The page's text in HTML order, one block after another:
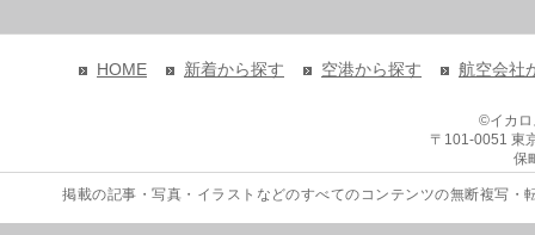
HOME 新着から探す 空港から探す 航空会社
©イカ
〒101-0051 東
保
掲載の記事・写真・イラストなどのすべてのコンテンツの無断複